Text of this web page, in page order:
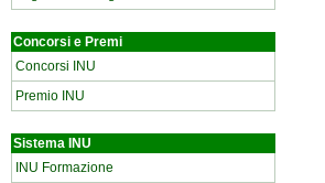
Concorsi e Premi
Concorsi INU
Premio INU
Sistema INU
INU Formazione